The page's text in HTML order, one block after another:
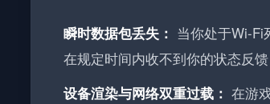
瞬时数据包丢失： 当你处于Wi-Fi
在规定时间内收不到你的状态反
设备渲染与网络双重过载： 在游